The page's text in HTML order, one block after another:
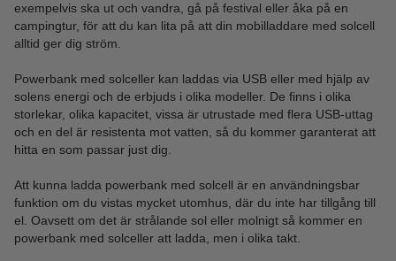
exempelvis ska ut och vandra, gå på festival eller åka på en
campingtur, för att du kan lita på att din mobilladdare med solcell
alltid ger dig ström.
Powerbank med solceller kan laddas via USB eller med hjälp av
solens energi och de erbjuds i olika modeller. De finns i olika
storlekar, olika kapacitet, vissa är utrustade med flera USB-uttag
och en del är resistenta mot vatten, så du kommer garanterat att
hitta en som passar just dig.
Att kunna ladda powerbank med solcell är en användningsbar
funktion om du vistas mycket utomhus, där du inte har tillgång till
el. Oavsett om det är strålande sol eller molnigt så kommer en
powerbank med solceller att ladda, men i olika takt.